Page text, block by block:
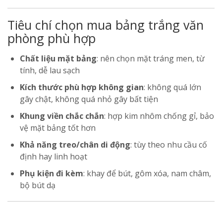
Tiêu chí chọn mua bảng trắng văn
phòng phù hợp
Chất liệu mặt bảng: nên chọn mặt tráng men, từ
tính, dễ lau sạch
Kích thước phù hợp không gian: không quá lớn
gây chật, không quá nhỏ gây bất tiện
Khung viền chắc chắn: hợp kim nhôm chống gỉ, bảo
vệ mặt bảng tốt hơn
Khả năng treo/chân di động: tùy theo nhu cầu cố
định hay linh hoạt
Phụ kiện đi kèm: khay để bút, gôm xóa, nam châm,
bộ bút dạ